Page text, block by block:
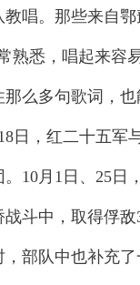
唱。那些来自
熟悉，唱起来容
么多句歌词，也
，红二十五军
10月1日、25日
斗中，取得俘敌
，部队中也补充